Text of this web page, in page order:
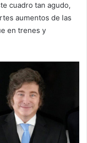
cuadro tan agudo,
aumentos de las
en trenes y